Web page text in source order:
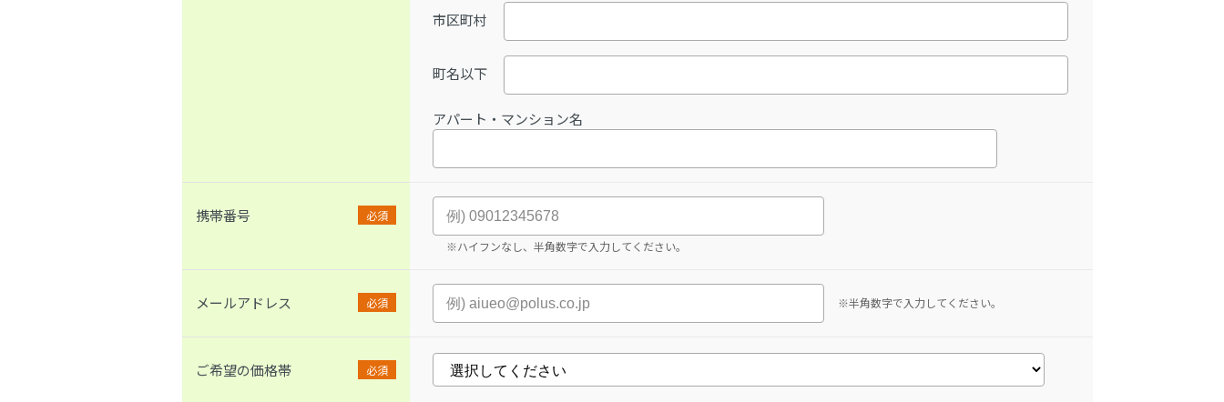
市区町村
町名以下
アパート・マンション名
携帯番号
必須
※ハイフンなし、半角数字で入力してください。
メールアドレス 必須 ※半角数字で入力してください。
ご希望の価格帯 必須